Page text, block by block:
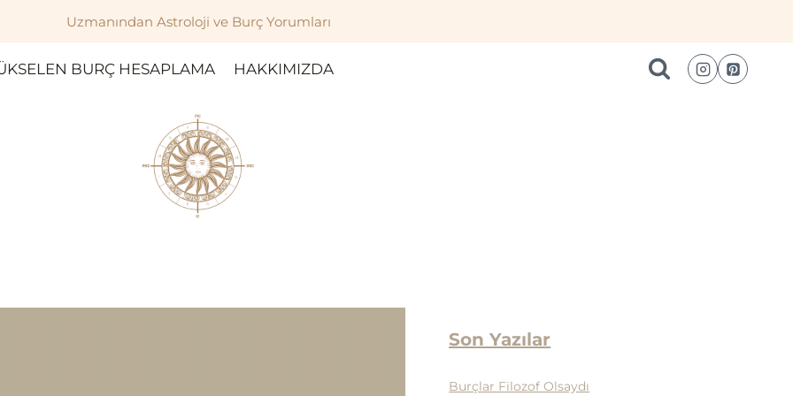
Uzmanından Astroloji ve Burç Yorumları
BURÇ HESAPLAMA HAKKIMIZDA
Son Yazılar
Burçlar Filozof Olsaydı